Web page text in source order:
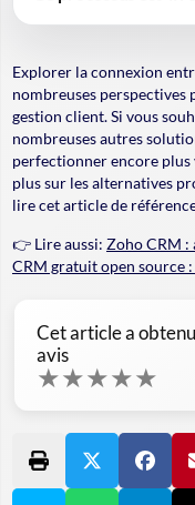
Explorer la connexion
nombreuses
gestion client. Si vous
nombreuses autres
perfectionner encore
plussur les alternatives
lire cet article de
👉 Lire aussi: Zoho CRM :
CRM gratuit open source
Cet article a
avis
★★★★★